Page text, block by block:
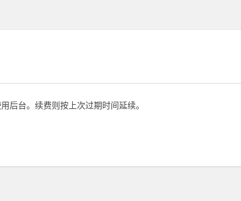
后台。续费则按上次过期时间延续。